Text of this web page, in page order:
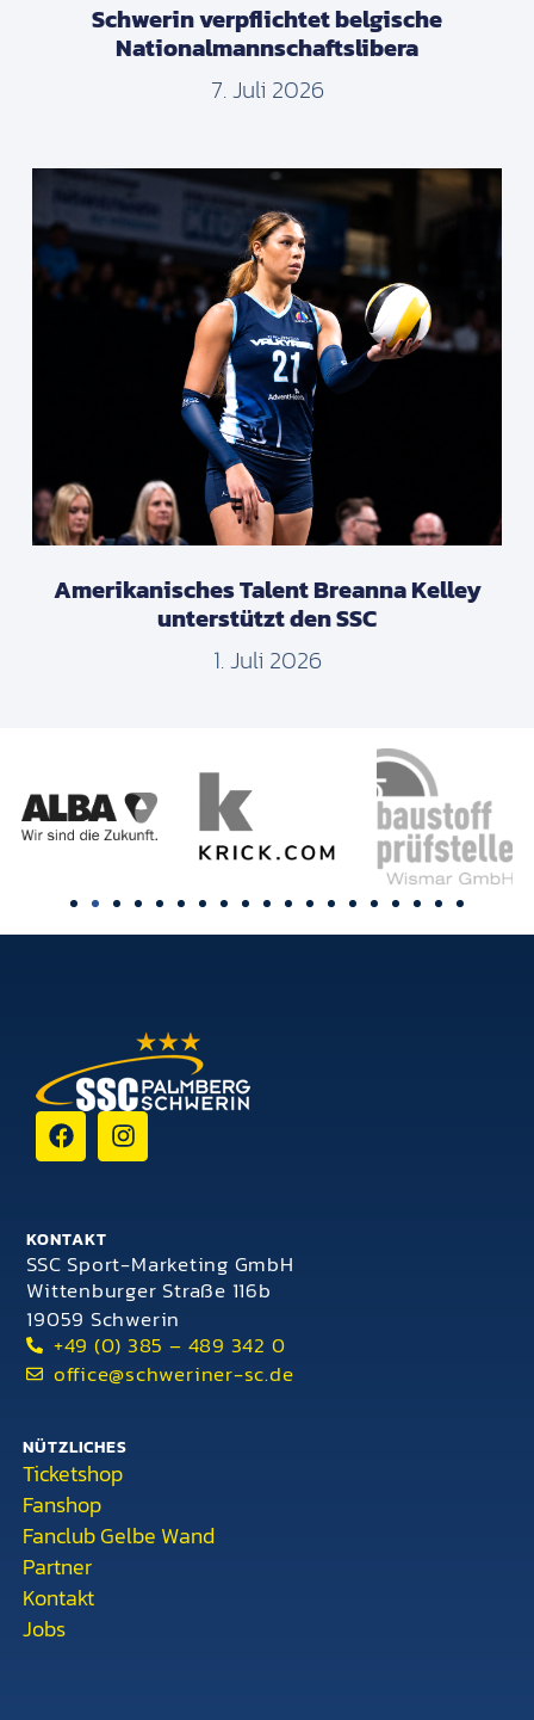
Schwerin verpflichtet belgische
Nationalmannschaftslibera
7. Juli 2026
Amerikanisches Talent Breanna Kelley
unterstützt den SSC
1. Juli 2026
KONTAKT
SSC Sport-Marketing GmbH
Wittenburger Straße 116b
19059 Schwerin
+49 (0) 385 – 489 342 0
office@schweriner-sc.de
NÜTZLICHES
Ticketshop
Fanshop
Fanclub Gelbe Wand
Partner
Kontakt
Jobs